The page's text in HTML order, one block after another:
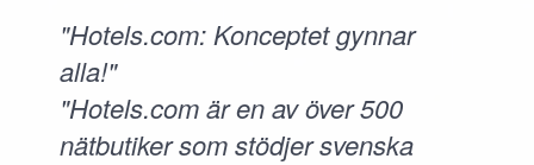
"Hotels.com: Konceptet gynnar
alla!"
"Hotels.com är en av över 500
nätbutiker som stödjer svenska